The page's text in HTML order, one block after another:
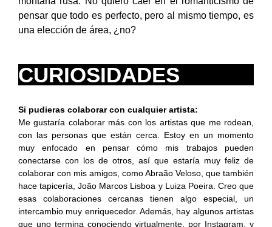
pensar que todo es perfecto, pero al mismo tiempo, es
una elección de área, ¿no?
CURIOSIDADES
Si pudieras colaborar con cualquier artista:
Me gustaría colaborar más con los artistas que me rodean,
con las personas que están cerca. Estoy en un momento
muy enfocado en pensar cómo mis trabajos pueden
conectarse con los de otros, así que estaría muy feliz de
colaborar con mis amigos, como Abraão Veloso, que también
hace tapicería, João Marcos Lisboa y Luiza Poeira. Creo que
esas colaboraciones cercanas tienen algo especial, un
intercambio muy enriquecedor. Además, hay algunos artistas
que uno termina conociendo virtualmente, por Instagram, y